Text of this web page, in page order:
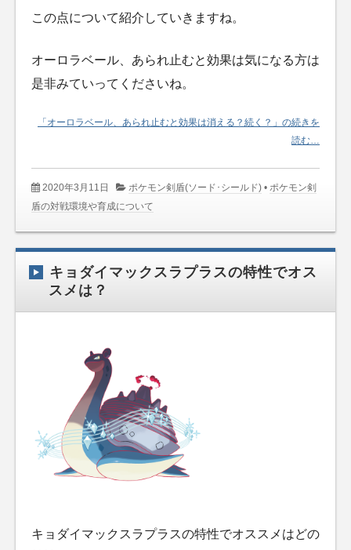
この点について紹介していきますね。
オーロラベール、あられ止むと効果は気になる方は
是非みていってくださいね。
「オーロラベール、あられ止むと効果は消える？続く？」の続きを
読む…
2020年3月11日 ポケモン剣盾(ソード･シールド) •ポケモン剣
盾の対戦環境や育成について
キョダイマックスラプラスの特性でオス
スメは？
キョダイマックスラプラスの特性でオススメはどの